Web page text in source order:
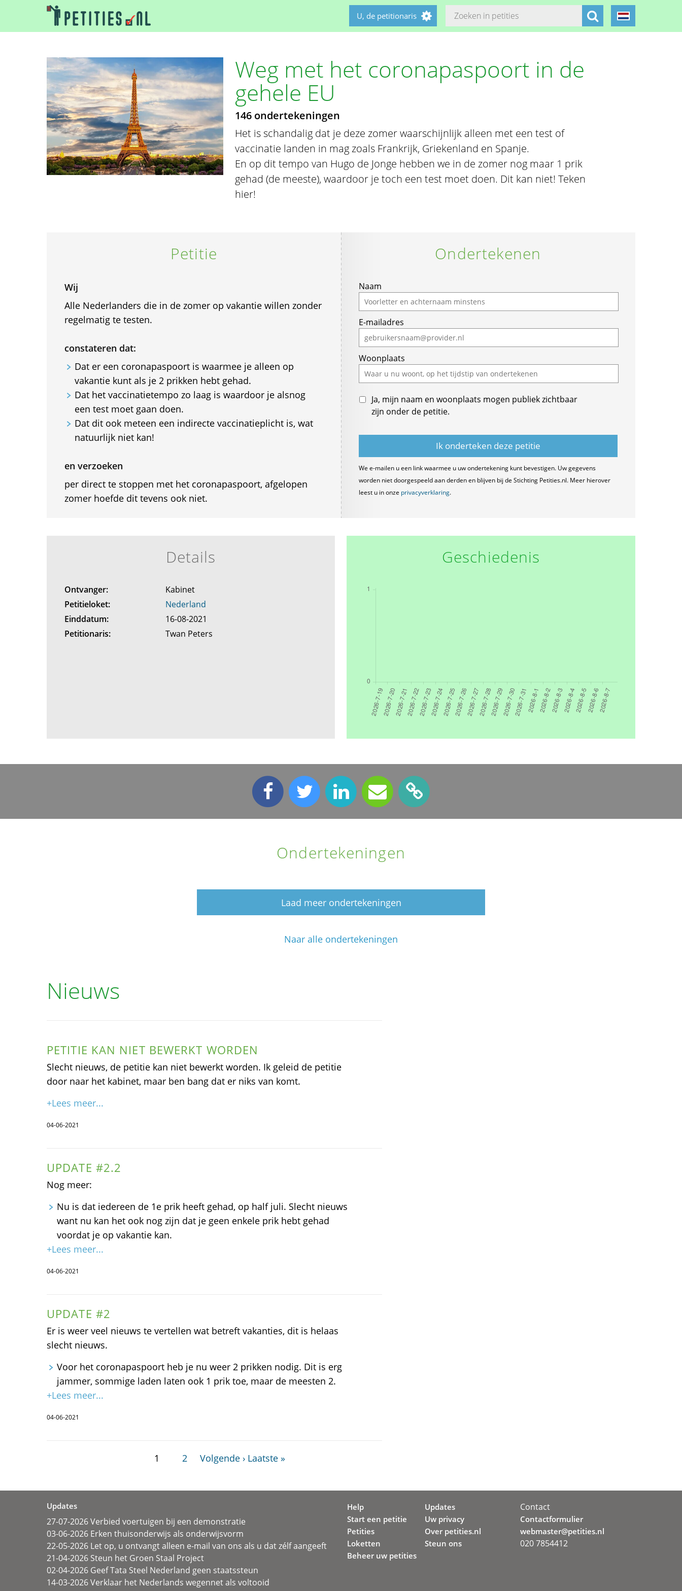
U, de petitionaris
Weg met het coronapaspoort in de
gehele EU
146 ondertekeningen
Het is schandalig dat je deze zomer waarschijnlijk alleen met een test of
vaccinatie landen in mag zoals Frankrijk, Griekenland en Spanje.
En op dit tempo van Hugo de Jonge hebben we in de zomer nog maar 1 prik
gehad (de meeste), waardoor je toch een test moet doen. Dit kan niet! Teken
hier!
Petitie
Wij
Alle Nederlanders die in de zomer op vakantie willen zonder
regelmatig te testen.
constateren dat:
Dat er een coronapaspoort is waarmee je alleen op
vakantie kunt als je 2 prikken hebt gehad.
Dat het vaccinatietempo zo laag is waardoor je alsnog
een test moet gaan doen.
Dat dit ook meteen een indirecte vaccinatieplicht is, wat
natuurlijk niet kan!
en verzoeken
per direct te stoppen met het coronapaspoort, afgelopen
zomer hoefde dit tevens ook niet.
Ondertekenen
Naam
E-mailadres
Woonplaats
Ja, mijn naam en woonplaats mogen publiek zichtbaar
zijn onder de petitie.
We e-mailen u een link waarmee u uw ondertekening kunt bevestigen. Uw gegevens
worden niet doorgespeeld aan derden en blijven bij de Stichting Petities.nl. Meer hierover
leest u in onze privacyverklaring.
Details
Ontvanger:
Kabinet
Petitieloket:
Nederland
Einddatum:
16-08-2021
Petitionaris:
Twan Peters
Geschiedenis
Ondertekeningen
Laad meer ondertekeningen
Naar alle ondertekeningen
Nieuws
PETITIE KAN NIET BEWERKT WORDEN
Slecht nieuws, de petitie kan niet bewerkt worden. Ik geleid de petitie
door naar het kabinet, maar ben bang dat er niks van komt.
+Lees meer...
04-06-2021
UPDATE #2.2
Nog meer:
Nu is dat iedereen de 1e prik heeft gehad, op half juli. Slecht nieuws
want nu kan het ook nog zijn dat je geen enkele prik hebt gehad
voordat je op vakantie kan.
+Lees meer...
04-06-2021
UPDATE #2
Er is weer veel nieuws te vertellen wat betreft vakanties, dit is helaas
slecht nieuws.
Voor het coronapaspoort heb je nu weer 2 prikken nodig. Dit is erg
jammer, sommige laden laten ook 1 prik toe, maar de meesten 2.
+Lees meer...
04-06-2021
1 2 Volgende › Laatste »
Updates
27-07-2026 Verbied voertuigen bij een demonstratie
03-06-2026 Erken thuisonderwijs als onderwijsvorm
22-05-2026 Let op, u ontvangt alleen e-mail van ons als u dat zélf aangeeft
21-04-2026 Steun het Groen Staal Project
02-04-2026 Geef Tata Steel Nederland geen staatssteun
14-03-2026 Verklaar het Nederlands wegennet als voltooid
Help
Start een petitie
Petities
Loketten
Beheer uw petities
Updates
Uw privacy
Over petities.nl
Steun ons
Contact
Contactformulier
webmaster@petities.nl
020 7854412